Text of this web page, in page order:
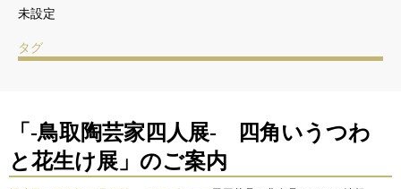
未設定
タグ
「-鳥取陶芸家四人展- 四角いうつわ
と花生け展」のご案内